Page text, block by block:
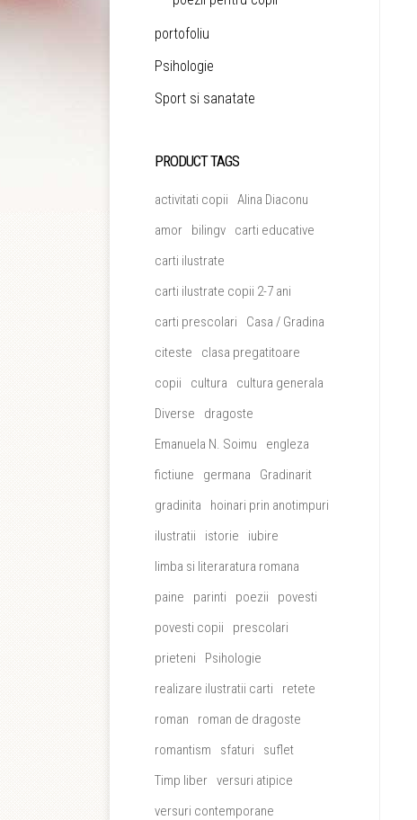
portofoliu
Psihologie
Sport si sanatate
PRODUCT TAGS
activitati copii
Alina Diaconu
amor
bilingv
carti educative
carti ilustrate
carti ilustrate copii 2-7 ani
carti prescolari
Casa / Gradina
citeste
clasa pregatitoare
copii
cultura
cultura generala
Diverse
dragoste
Emanuela N. Soimu
engleza
fictiune
germana
Gradinarit
gradinita
hoinari prin anotimpuri
ilustratii
istorie
iubire
limba si literaratura romana
paine
parinti poezii
povesti
povesti copii
prescolari
prieteni
Psihologie
realizare ilustratii carti
retete
roman
roman de dragoste
romantism
sfaturi
suflet
Timp liber versuri atipice
versuri contemporane